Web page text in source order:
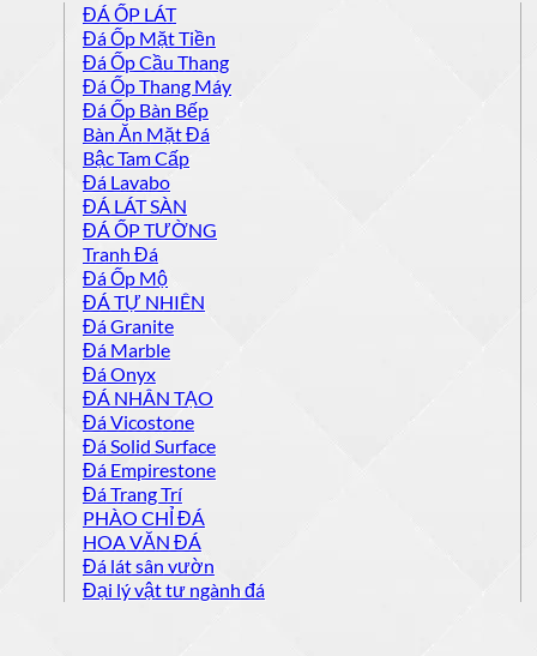
ĐÁ ỐP LÁT
Đá Ốp Mặt Tiền
Đá Ốp Cầu Thang
Đá Ốp Thang Máy
Đá Ốp Bàn Bếp
Bàn Ăn Mặt Đá
Bậc Tam Cấp
Đá Lavabo
ĐÁ LÁT SÀN
ĐÁ ỐP TƯỜNG
Tranh Đá
Đá Ốp Mộ
ĐÁ TỰ NHIÊN
Đá Granite
Đá Marble
Đá Onyx
ĐÁ NHÂN TẠO
Đá Vicostone
Đá Solid Surface
Đá Empirestone
Đá Trang Trí
PHÀO CHỈ ĐÁ
HOA VĂN ĐÁ
Đá lát sân vườn
Đại lý vật tư ngành đá